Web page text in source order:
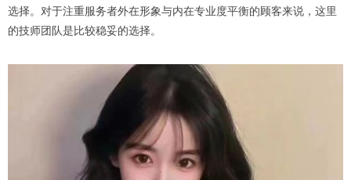
选择。对于注重服务者外在形象与内在专业度平衡的顾客来说，这里
的技师团队是比较稳妥的选择。